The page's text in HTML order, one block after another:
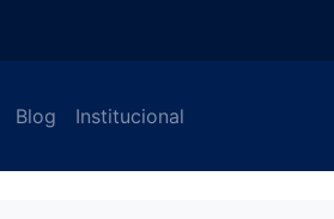
Blog Institucional